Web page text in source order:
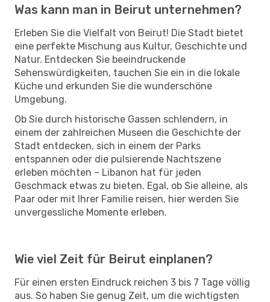
Was kann man in Beirut unternehmen?
Erleben Sie die Vielfalt von Beirut! Die Stadt bietet
eine perfekte Mischung aus Kultur, Geschichte und
Natur. Entdecken Sie beeindruckende
Sehenswürdigkeiten, tauchen Sie ein in die lokale
Küche und erkunden Sie die wunderschöne
Umgebung.
Ob Sie durch historische Gassen schlendern, in
einem der zahlreichen Museen die Geschichte der
Stadt entdecken, sich in einem der Parks
entspannen oder die pulsierende Nachtszene
erleben möchten – Libanon hat für jeden
Geschmack etwas zu bieten. Egal, ob Sie alleine, als
Paar oder mit Ihrer Familie reisen, hier werden Sie
unvergessliche Momente erleben.
Wie viel Zeit für Beirut einplanen?
Für einen ersten Eindruck reichen 3 bis 7 Tage völlig
aus. So haben Sie genug Zeit, um die wichtigsten